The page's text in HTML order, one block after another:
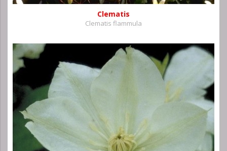
Clematis
Clematis flammula